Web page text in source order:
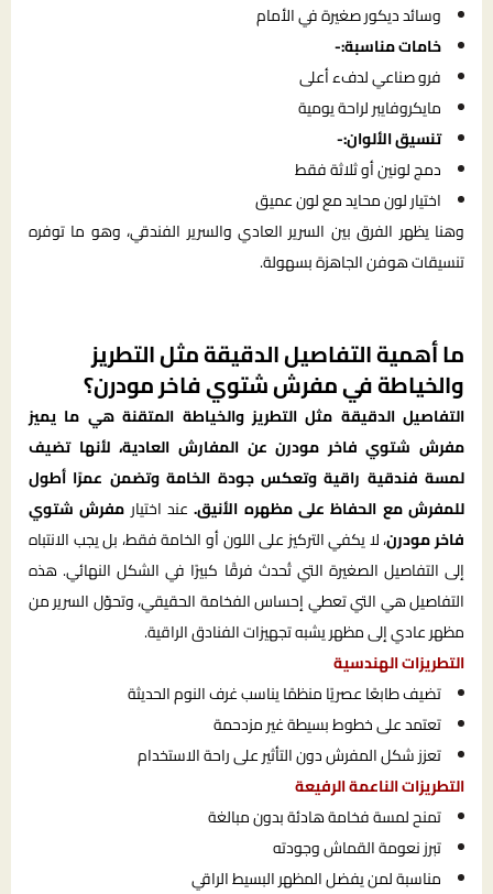
وسائد ديكور صغيرة في الأمام
خامات مناسبة:-
فرو صناعي لدفء أعلى
مايكروفايبر لراحة يومية
تنسيق الألوان:-
دمج لونين أو ثلاثة فقط
اختيار لون محايد مع لون عميق
وهنا يظهر الفرق بين السرير العادي والسرير الفندقي، وهو ما توفره
تنسيقات هوفن الجاهزة بسهولة.
ما أهمية التفاصيل الدقيقة مثل التطريز
والخياطة في مفرش شتوي فاخر مودرن؟
التفاصيل الدقيقة مثل التطريز والخياطة المتقنة هي ما يميز
مفرش شتوي فاخر مودرن عن المفارش العادية، لأنها تضيف
لمسة فندقية راقية وتعكس جودة الخامة وتضمن عمرًا أطول
للمفرش مع الحفاظ على مظهره الأنيق. عند اختيار مفرش شتوي
فاخر مودرن، لا يكفي التركيز على اللون أو الخامة فقط، بل يجب الانتباه
إلى التفاصيل الصغيرة التي تُحدث فرقًا كبيرًا في الشكل النهائي. هذه
التفاصيل هي التي تعطي إحساس الفخامة الحقيقي، وتحوّل السرير من
مظهر عادي إلى مظهر يشبه تجهيزات الفنادق الراقية.
التطريزات الهندسية
تضيف طابعًا عصريًا منظمًا يناسب غرف النوم الحديثة
تعتمد على خطوط بسيطة غير مزدحمة
تعزز شكل المفرش دون التأثير على راحة الاستخدام
التطريزات الناعمة الرفيعة
تمنح لمسة فخامة هادئة بدون مبالغة
تبرز نعومة القماش وجودته
مناسبة لمن يفضل المظهر البسيط الراقي